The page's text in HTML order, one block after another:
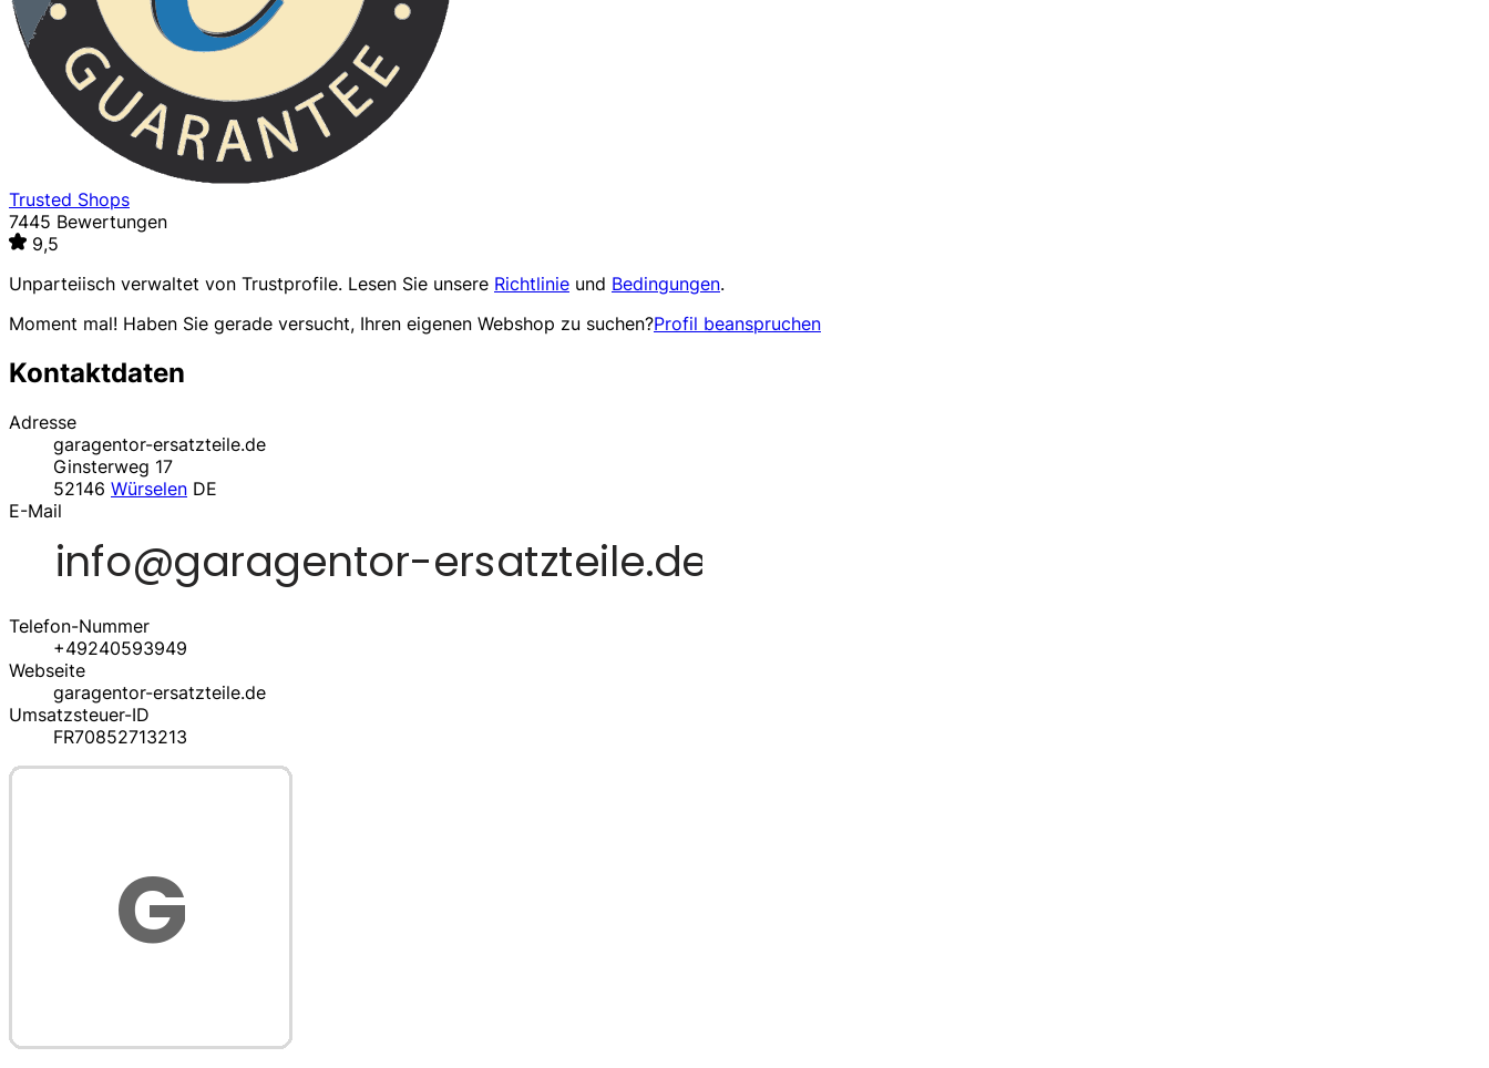
Trusted Shops
7445 Bewertungen
9,5
Unparteiisch verwaltet von Trustprofile. Lesen Sie unsere Richtlinie und Bedingungen.
Moment mal! Haben Sie gerade versucht, Ihren eigenen Webshop zu suchen?Profil beanspruchen
Kontaktdaten
Adresse
garagentor-ersatzteile.de
Ginsterweg 17
52146 Würselen DE
E-Mail
Telefon-Nummer
+49240593949
Webseite
garagentor-ersatzteile.de
Umsatzsteuer-ID
FR70852713213